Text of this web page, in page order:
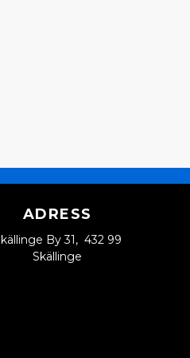
ADRESS
By 31, 432 99
Skällinge